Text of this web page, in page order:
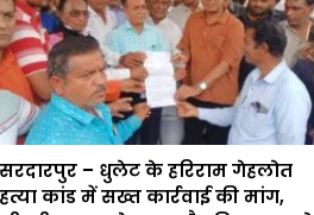
सरदारपुर – धुलेट के हरिराम गेहलोत
हत्या कांड में सख्त कार्रवाई की मांग,